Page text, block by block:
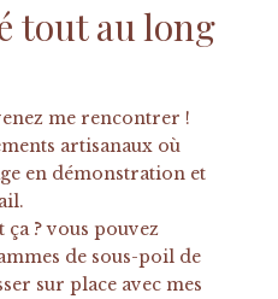
tout au long
me rencontrer !
artisanaux où
en démonstration et
? vous pouvez
de sous-poil de
sur place avec mes